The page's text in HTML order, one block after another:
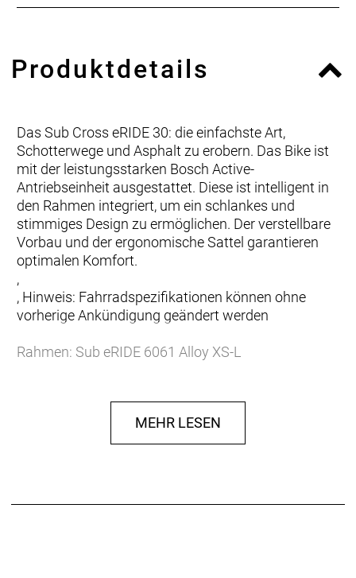
Produktdetails
Das Sub Cross eRIDE 30: die einfachste Art,
Schotterwege und Asphalt zu erobern. Das Bike ist
mit der leistungsstarken Bosch Active-
Antriebseinheit ausgestattet. Diese ist intelligent in
den Rahmen integriert, um ein schlankes und
stimmiges Design zu ermöglichen. Der verstellbare
Vorbau und der ergonomische Sattel garantieren
optimalen Komfort.
,
, Hinweis: Fahrradspezifikationen können ohne
vorherige Ankündigung geändert werden
Rahmen: Sub eRIDE 6061 Alloy XS-L
Gabel Federweg: 63 mm
Schaltwerk: Shimano CUES ARDU4000GS 9 Speed
Schalthebel: Shimano CUES ASLU40009RC 9
MEHR LESEN